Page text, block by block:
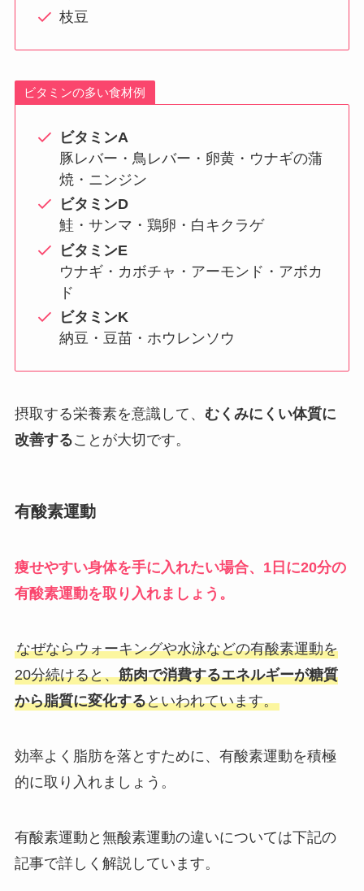
枝豆
ビタミンの多い食材例
ビタミンA
豚レバー・鳥レバー・卵黄・ウナギの蒲
焼・ニンジン
ビタミンD
鮭・サンマ・鶏卵・白キクラゲ
ビタミンE
ウナギ・カボチャ・アーモンド・アボカ
ド
ビタミンK
納豆・豆苗・ホウレンソウ
摂取する栄養素を意識して、 むくみにくい体質に
改善することが大切です。
有酸素運動
痩せやすい身体を手に入れたい場合、1日に20分の
有酸素運動を取り入れましょう。
なぜならウォーキングや水泳などの有酸素運動を
20分続けると、筋肉で消費するエネルギーが糖質
から脂質に変化するといわれています。
効率よく脂肪を落とすために、有酸素運動を積極
的に取り入れましょう。
有酸素運動と無酸素運動の違いについては下記の
記事で詳しく解説しています。